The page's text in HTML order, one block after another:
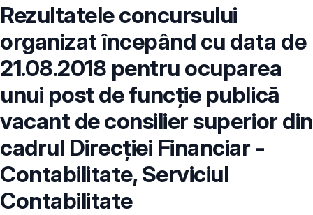
Rezultatele concursului
organizat începând cu data de
21.08.2018 pentru ocuparea
unui post de funcție publică
vacant de consilier superior din
cadrul Direcției Financiar -
Contabilitate, Serviciul
Contabilitate